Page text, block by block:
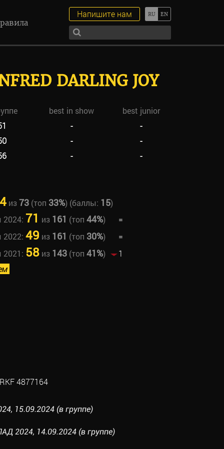
Напишите нам
DARLING JOY
best in show
best junior
-
-
-
-
- -
из73(топ 33%) (баллы: 15)
2024: 71 из 161 (топ 44%)
=
2022: 49 из 161 (топ 30%)
=
2021: 58из 143(топ 41%)
1
4877164
15.09.2024 (в группе)
2024, 14.09.2024 (в группе)